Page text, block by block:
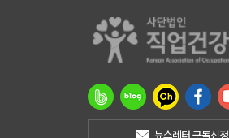
뉴스레터 구독신청